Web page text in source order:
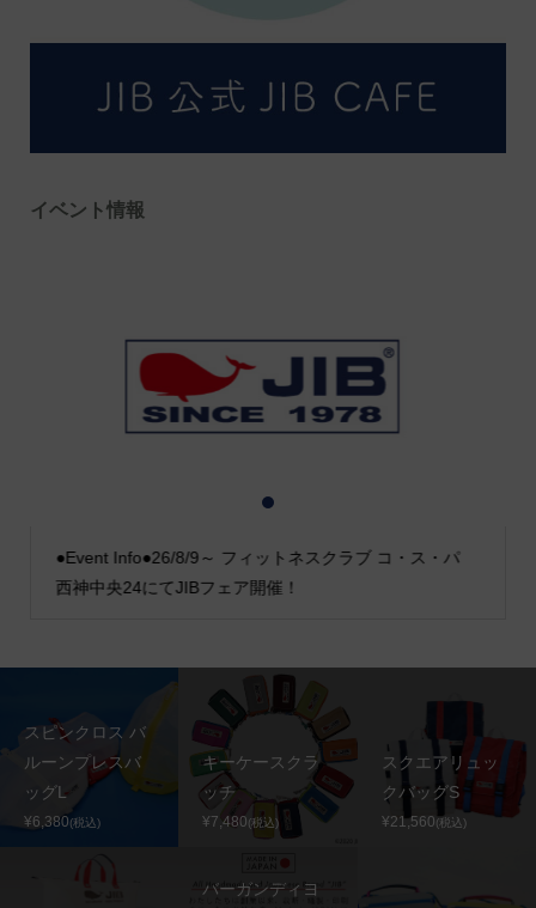
イベント情報
●Event Info●26/8/9～ フィットネスクラブ コ・ス・パ
西神中央24にてJIBフェア開催！
2
スピンクロス バ
ルーンプレスバ
ッグL
¥6,380(税込)
キーケースクラ
ッチ
¥7,480(税込)
スクエアリュッ
クバッグS
¥21,560(税込)
バーガンディヨ